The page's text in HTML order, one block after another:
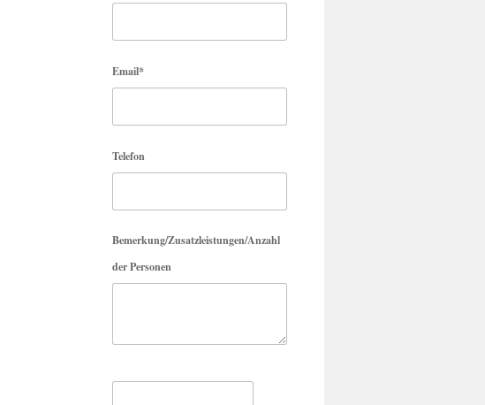
Email*
Telefon
Bemerkung/Zusatzleistungen/Anzahl
der Personen